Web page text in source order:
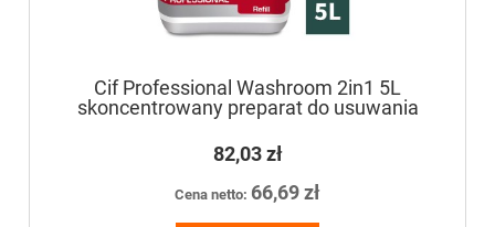
Cif Professional Washroom 2in1 5L
skoncentrowany preparat do usuwania
82,03 zł
Cena netto: 66,69 zł